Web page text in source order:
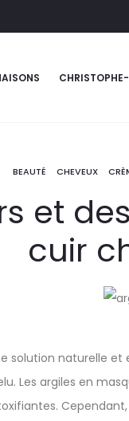
BEAUTÉ CHEVEUX
et
cuir
solution naturelle
Les argiles en